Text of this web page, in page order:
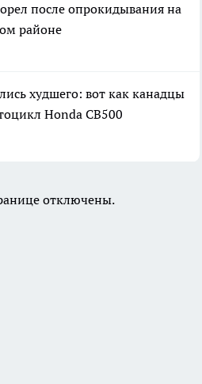
после опрокидывания на
районе
худшего: вот как канадцы
Honda CB500
отключены.